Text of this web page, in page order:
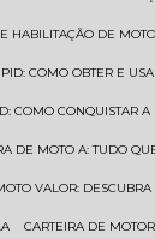
HABILITAÇÃO DE
PID: COMO OBTER E
COMO CONQUISTAR A
DE MOTO A: TUDO
VALOR:
CARTEIRA DE